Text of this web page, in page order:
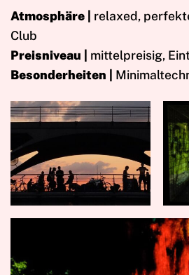
Atmosphäre | relaxed,
Club
Preisniveau | mittelpreisig,
Besonderheiten |